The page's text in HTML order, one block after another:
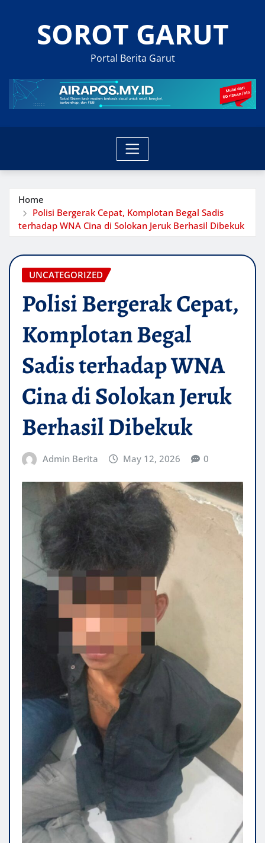
SOROT GARUT
Portal Berita Garut
Home
Polisi Bergerak Cepat, Komplotan Begal Sadis
terhadap WNA Cina di Solokan Jeruk Berhasil Dibekuk
UNCATEGORIZED
Polisi Bergerak Cepat,
Komplotan Begal
Sadis terhadap WNA
Cina di Solokan Jeruk
Berhasil Dibekuk
Admin Berita May 12, 2026 0